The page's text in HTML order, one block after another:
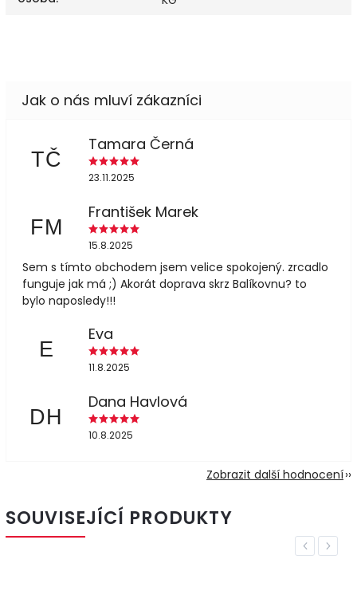
TČ
Tamara Černá
23.11.2025
FM
František Marek
15.8.2025
Sem s tímto obchodem jsem velice spokojený. zrcadlo
funguje jak má ;) Akorát doprava skrz Balíkovnu? to
bylo naposledy!!!
E
Eva
11.8.2025
DH
Dana Havlová
10.8.2025
Zobrazit další hodnocení
SOUVISEJÍCÍ PRODUKTY
Previous
Next